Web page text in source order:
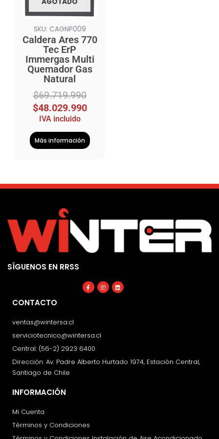
SKU: CAGNP009
Caldera Ares 770
Tec ErP
Immergas Multi
Quemador Gas
Natural
$69.719.990
$48.029.990
IVA incluido
Más información
SÍGUENOS EN RRSS
Facebook-
f
Instagram
Linkedin
CONTACTO
ventas@wintersa.cl
serviciotecnico@wintersa.cl
Central: (56-2) 2923 6400
Dirección: Av. Padre Alberto Hurtado 1974, Estación Central,
Santiago de Chile
INFORMACIÓN
Mi Cuenta
Términos y Condiciones